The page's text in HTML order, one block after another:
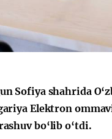
Sofiya shahrida
Elektron
bo‘lib o‘tdi.